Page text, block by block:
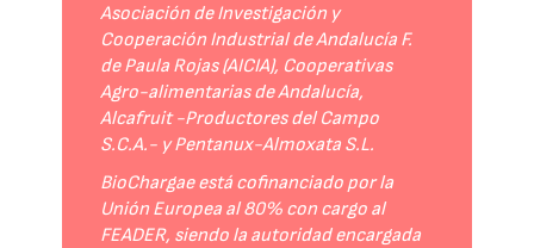
Asociación de Investigación y
Cooperación Industrial de Andalucía F.
de Paula Rojas (AICIA), Cooperativas
Agro-alimentarias de Andalucía,
Alcafruit -Productores del Campo
S.C.A.- y Pentanux-Almoxata S.L.
BioChargae está cofinanciado por la
Unión Europea al 80% con cargo al
FEADER, siendo la autoridad encargada